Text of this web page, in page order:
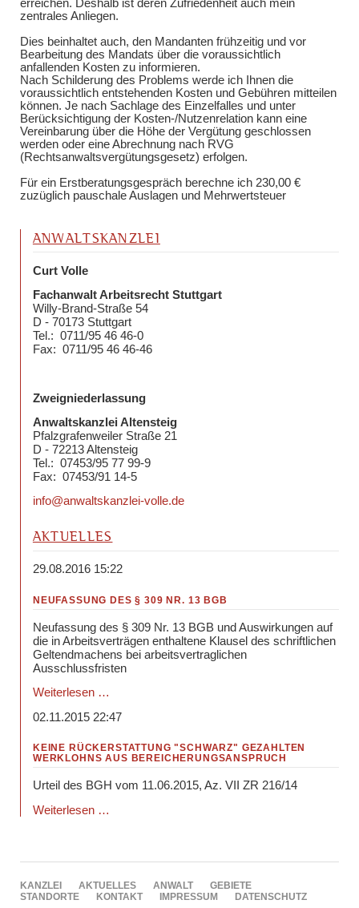
erreichen. Deshalb ist deren Zufriedenheit auch mein
zentrales Anliegen.
Dies beinhaltet auch, den Mandanten frühzeitig und vor
Bearbeitung des Mandats über die voraussichtlich
anfallenden Kosten zu informieren.
Nach Schilderung des Problems werde ich Ihnen die
voraussichtlich entstehenden Kosten und Gebühren mitteilen
können. Je nach Sachlage des Einzelfalles und unter
Berücksichtigung der Kosten-/Nutzenrelation kann eine
Vereinbarung über die Höhe der Vergütung geschlossen
werden oder eine Abrechnung nach RVG
(Rechtsanwaltsvergütungsgesetz) erfolgen.
Für ein Erstberatungsgespräch berechne ich 230,00 €
zuzüglich pauschale Auslagen und Mehrwertsteuer
ANWALTSKANZLEI
Curt Volle
Fachanwalt Arbeitsrecht Stuttgart
Willy-Brand-Straße 54
D - 70173 Stuttgart
Tel.: 0711/95 46 46-0
Fax: 0711/95 46 46-46
Zweigniederlassung
Anwaltskanzlei Altensteig
Pfalzgrafenweiler Straße 21
D - 72213 Altensteig
Tel.: 07453/95 77 99-9
Fax: 07453/91 14-5
info@anwaltskanzlei-volle.de
AKTUELLES
29.08.2016 15:22
NEUFASSUNG DES § 309 NR. 13 BGB
Neufassung des § 309 Nr. 13 BGB und Auswirkungen auf
die in Arbeitsverträgen enthaltene Klausel des schriftlichen
Geltendmachens bei arbeitsvertraglichen
Ausschlussfristen
Weiterlesen …
§
Nr.
13
02.11.2015 22:47
KEINE RÜCKERSTATTUNG "SCHWARZ" GEZAHLTEN
WERKLOHNS AUS BEREICHERUNGSANSPRUCH
Urteil des BGH vom 11.06.2015, Az. VII ZR 216/14
Weiterlesen …
Werklohns
Bereicherungsanspruch
NAVIGATION
ÜBERSPRINGEN
KANZLEI AKTUELLES ANWALT
GEBIETE
STANDORTE
KONTAKT IMPRESSUM DATENSCHUTZ